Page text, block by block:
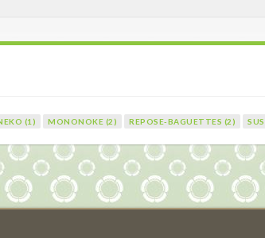
(1) MONONOKE (2) REPOSE-BAGUETTES (2)